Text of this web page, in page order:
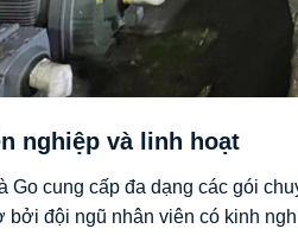
nghiệp và linh hoạt
Go cung cấp đa dạng các gói
bởi đội ngũ nhân viên có kinh